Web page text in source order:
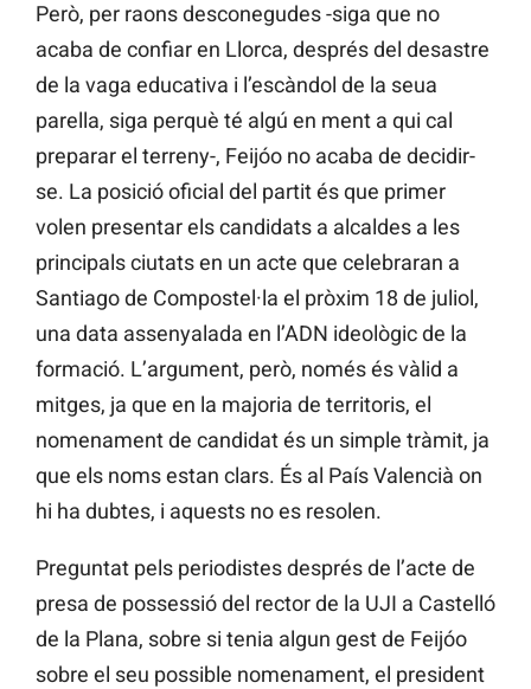
Però, per raons desconegudes -siga que no
acaba de confiar en Llorca, després del desastre
de la vaga educativa i l’escàndol de la seua
parella, siga perquè té algú en ment a qui cal
preparar el terreny-, Feijóo no acaba de decidir-
se. La posició oficial del partit és que primer
volen presentar els candidats a alcaldes a les
principals ciutats en un acte que celebraran a
Santiago de Compostel·la el pròxim 18 de juliol,
una data assenyalada en l’ADN ideològic de la
formació. L’argument, però, només és vàlid a
mitges, ja que en la majoria de territoris, el
nomenament de candidat és un simple tràmit, ja
que els noms estan clars. És al País Valencià on
hi ha dubtes, i aquests no es resolen.
Preguntat pels periodistes després de l’acte de
presa de possessió del rector de la UJI a Castelló
de la Plana, sobre si tenia algun gest de Feijóo
sobre el seu possible nomenament, el president